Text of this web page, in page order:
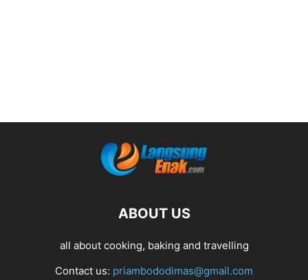
ABOUT US
all about cooking, baking and travelling
Contact us: priambododimas@gmail.com